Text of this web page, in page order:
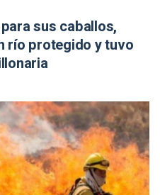
sus caballos,
río protegido y tuvo